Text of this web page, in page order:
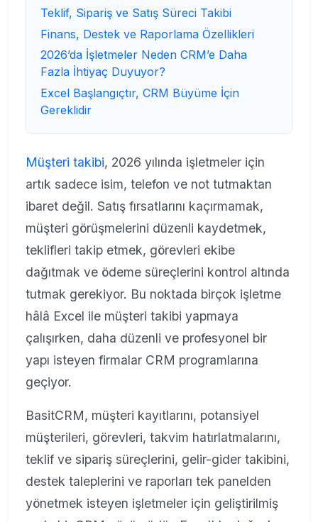
Teklif, Sipariş ve Satış Süreci Takibi
Finans, Destek ve Raporlama Özellikleri
2026’da İşletmeler Neden CRM’e Daha
Fazla İhtiyaç Duyuyor?
Excel Başlangıçtır, CRM Büyüme İçin
Gereklidir
Müşteri takibi, 2026 yılında işletmeler için
artık sadece isim, telefon ve not tutmaktan
ibaret değil. Satış fırsatlarını kaçırmamak,
müşteri görüşmelerini düzenli kaydetmek,
teklifleri takip etmek, görevleri ekibe
dağıtmak ve ödeme süreçlerini kontrol altında
tutmak gerekiyor. Bu noktada birçok işletme
hâlâ Excel ile müşteri takibi yapmaya
çalışırken, daha düzenli ve profesyonel bir
yapı isteyen firmalar CRM programlarına
geçiyor.
BasitCRM, müşteri kayıtlarını, potansiyel
müşterileri, görevleri, takvim hatırlatmalarını,
teklif ve sipariş süreçlerini, gelir-gider takibini,
destek taleplerini ve raporları tek panelden
yönetmek isteyen işletmeler için geliştirilmiş